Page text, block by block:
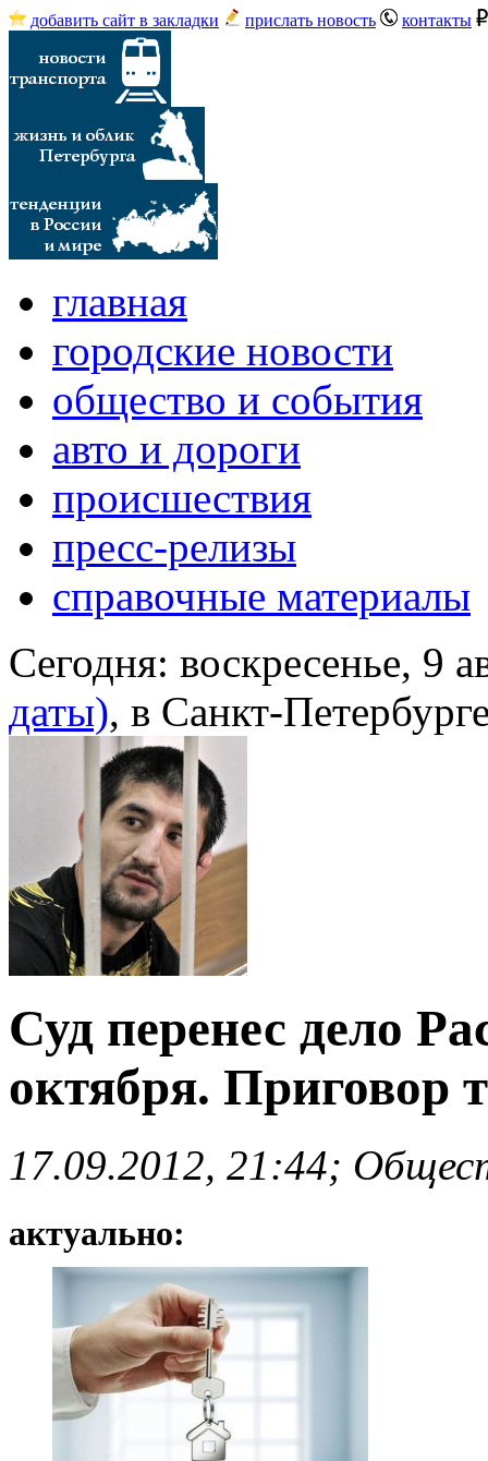
добавить сайт в закладки прислать новость контакты
главная
городские новости
общество и события
авто и дороги
происшествия
пресс-релизы
справочные материалы
Сегодня: воскресенье, 9
даты), в Санкт-
Суд перенес дело
октября. Приговор
17.09.2012, 21:44;
актуально: